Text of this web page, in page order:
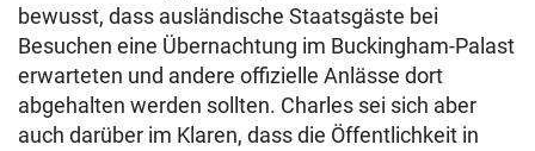
bewusst, dass ausländische Staatsgäste bei
Besuchen eine Übernachtung im Buckingham-Palast
erwarteten und andere offizielle Anlässe dort
abgehalten werden sollten. Charles sei sich aber
auch darüber im Klaren, dass die Öffentlichkeit in